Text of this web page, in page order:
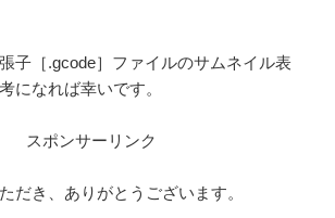
子［.gcode］ファイルのサムネイル表
になれば幸いです。
スポンサーリンク
だき、ありがとうございます。